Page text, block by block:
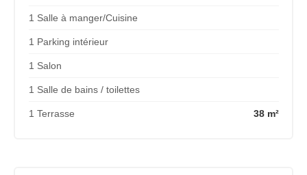
1 Salle à manger/Cuisine
1 Parking intérieur
1 Salon
1 Salle de bains / toilettes
1 Terrasse 38 m²